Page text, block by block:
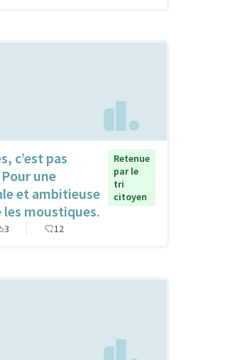
c’est pas
une
et ambitieuse
moustiques.
Retenue
par le
tri
citoyen
3 12